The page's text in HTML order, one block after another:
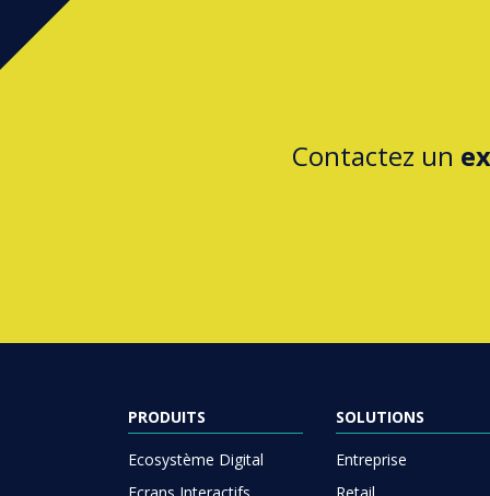
Contactez un
PRODUITS
Ecosystème Digital
SOLUTIONS
Entreprise